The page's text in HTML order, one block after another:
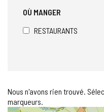
OÙ MANGER
RESTAURANTS
Nous n'avons rien trouvé.
marqueurs.